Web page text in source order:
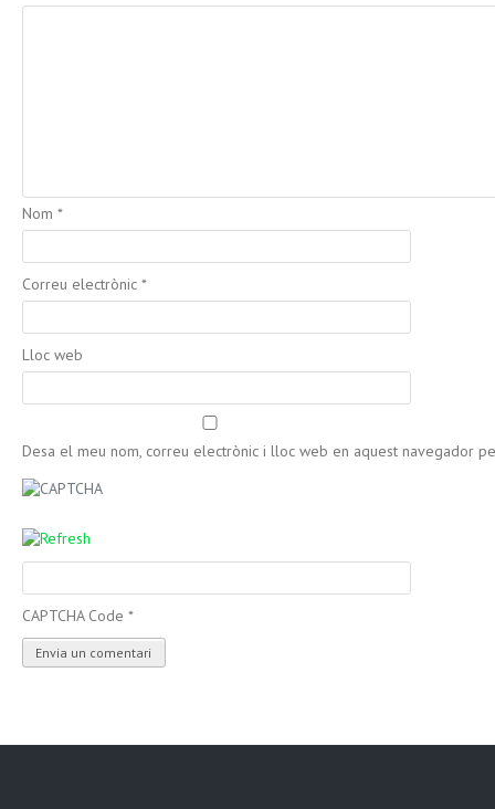
Nom *
Correu electrònic *
Lloc web
Desa el meu nom, correu electrònic i lloc web en aquest navegador
CAPTCHA Code *